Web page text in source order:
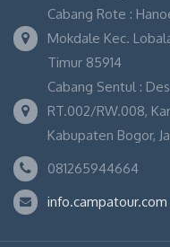
Cabang Rote :
Mokdale Kec.
Timur 85914
Cabang Sentul :
RT.002/RW.008,
Kabupaten Bogor,
081265944664
info.campatour.com